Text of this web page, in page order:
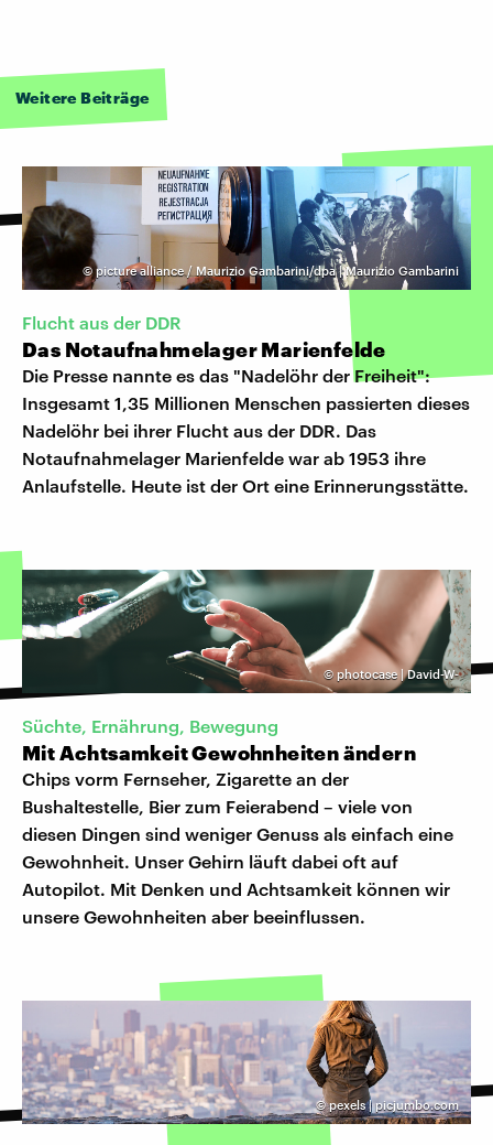
Weitere Beiträge
©picture alliance / Maurizio Gambarini/dpa | Maurizio Gambarini
Flucht aus der DDR
Das Notaufnahmelager Marienfelde
Die Presse nannte es das "Nadelöhr der Freiheit":
Insgesamt 1,35 Mil­lionen Menschen passierten dieses
Nadelöhr bei ihrer Flucht aus der DDR. Das
Notaufnahmelager Marienfelde war ab 1953 ihre
Anlaufstelle. Heute ist der Ort eine Erinnerungsstätte.
© photocase | David-W-
Süchte, Ernährung, Bewegung
Mit Achtsamkeit Gewohnheiten ändern
Chips vorm Fernseher, Zigarette an der
Bushaltestelle, Bier zum Feierabend – viele von
diesen Dingen sind weniger Genuss als einfach eine
Gewohnheit. Unser Gehirn läuft dabei oft auf
Autopilot. Mit Denken und Achtsamkeit können wir
unsere Gewohnheiten aber beeinflussen.
©pexels | picjumbo.com